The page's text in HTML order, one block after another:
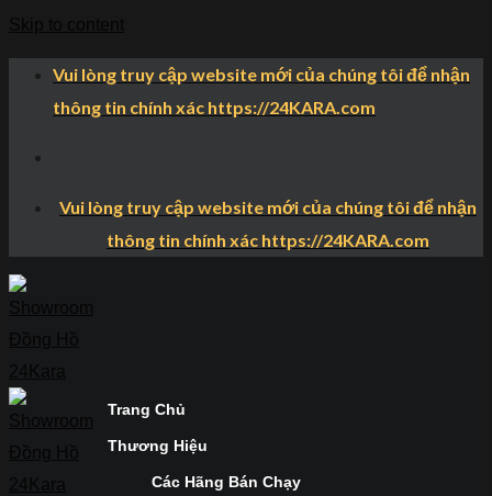
Vui lòng truy cập website mới của chúng tôi để nhận
thông tin chính xác https://24KARA.com
Vui lòng truy cập website mới của chúng tôi để nhận
thông tin chính xác https://24KARA.com
Trang Chủ
Thương Hiệu
Các Hãng Bán Chạy